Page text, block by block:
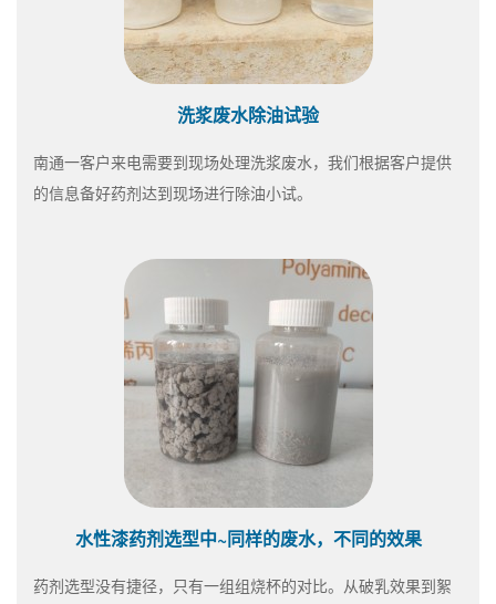
洗浆废水除油试验
南通一客户来电需要到现场处理洗浆废水，我们根据客户提供
的信息备好药剂达到现场进行除油小试。
水性漆药剂选型中~同样的废水，不同的效果
药剂选型没有捷径，只有一组组烧杯的对比。从破乳效果到絮